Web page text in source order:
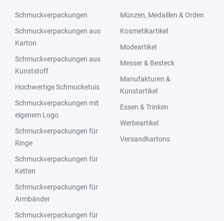
Schmuckverpackungen
Schmuckverpackungen aus
Karton
Schmuckverpackungen aus
Kunststoff
Hochwertige Schmucketuis
Schmuckverpackungen mit
eigenem Logo
Schmuckverpackungen für
Ringe
Schmuckverpackungen für
Ketten
Schmuckverpackungen für
Armbänder
Schmuckverpackungen für
Münzen, Medaillen & Orden
Kosmetikartikel
Modeartikel
Messer & Besteck
Manufakturen &
Kunstartikel
Essen & Trinken
Werbeartikel
Versandkartons